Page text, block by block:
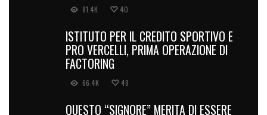
81.4K 40
ISTITUTO PER IL CREDITO SPORTIVO E
PRO VERCELLI, PRIMA OPERAZIONE DI
FACTORING
66.4K 48
QUESTO “SIGNORE” MERITA DI ESSERE